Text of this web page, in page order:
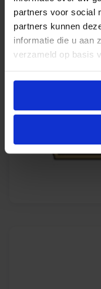
partners voor social
partners kunnen
informatie die u aan
verzameld op basis